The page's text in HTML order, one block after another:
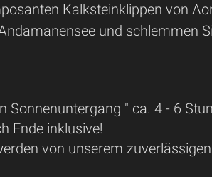
Kalksteinklippen von
und schlemmen
Sonnenuntergang " ca. 4 - 6
Ende inklusive!
von unserem